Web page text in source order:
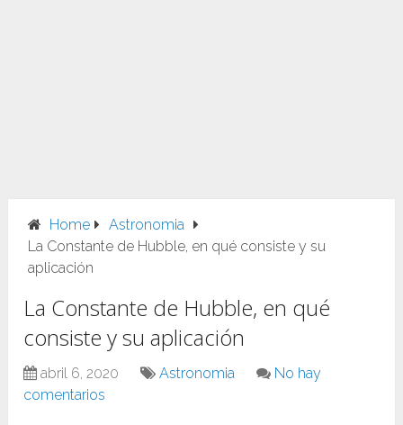
Home
Astronomia
La Constante de Hubble, en qué consiste y su
aplicación
La Constante de Hubble, en qué
consiste y su aplicación
abril 6, 2020 Astronomia
No hay
comentarios